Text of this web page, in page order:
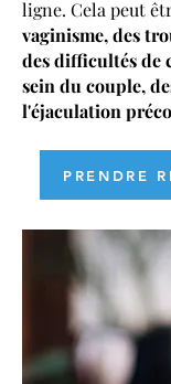
ligne. Cela peut
vaginisme, des
des difficultés de
sein du couple,
l'éjaculation
PRENDRE